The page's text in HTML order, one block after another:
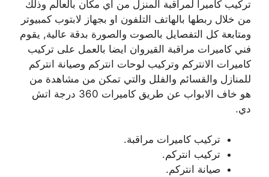
تركيب كاميرا لمراقبة المنزل من اي مكان بالعالم وذلك
من خلال ربطها بالهاتف التلفون او بجهاز لابتوب كمبيوتر
ومتابعة كل التفصايل بالصوت والصورة بدقة عالية, يقوم
فني كاميرات مراقبة القيروان ايضا بالعمل على تركيب
كاميرات الانتركم وتركيب لوحات انتركم وصيانة انتركم
للمنازل والقسائم والفلل والتي تمكن من مشاهدة من
هو خاف الابواب عن طريق كاميرات 360 درجة اتش
دي.
تركيب كاميرات مراقبة.
تركيب انتركم.
صيانة انتركم.